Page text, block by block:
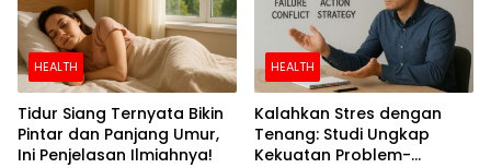
HEALTH
Tidur Siang Ternyata Bikin
Pintar dan Panjang Umur,
Ini Penjelasan Ilmiahnya!
HEALTH
Kalahkan Stres dengan
Tenang: Studi Ungkap
Kekuatan Problem-